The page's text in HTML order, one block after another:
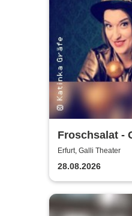
Froschsalat -
Erfurt
Erfurt, Galli Theater
28.08.2026